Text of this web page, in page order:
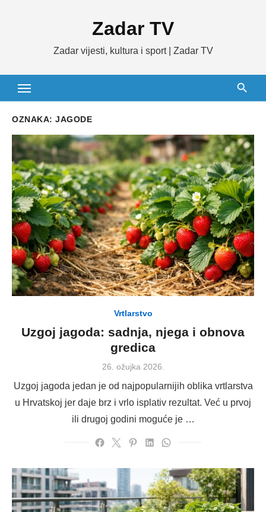
Zadar TV
Zadar vijesti, kultura i sport | Zadar TV
OZNAKA: JAGODE
Vrtlarstvo
Uzgoj jagoda: sadnja, njega i obnova
gredica
Posted
26. ožujka 2026.
Uzgoj jagoda jedan je od najpopularnijih oblika vrtlarstva
u Hrvatskoj jer daje brz i vrlo isplativ rezultat. Već u prvoj
ili drugoj godini moguće je …